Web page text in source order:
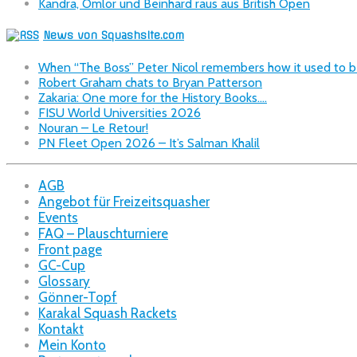
Kandra, Omlor und Beinhard raus aus British Open
News von Squashsite.com
When “The Boss” Peter Nicol remembers how it used to
Robert Graham chats to Bryan Patterson
Zakaria: One more for the History Books….
FISU World Universities 2026
Nouran – Le Retour!
PN Fleet Open 2026 – It’s Salman Khalil
AGB
Angebot für Freizeitsquasher
Events
FAQ – Plauschturniere
Front page
GC-Cup
Glossary
Gönner-Topf
Karakal Squash Rackets
Kontakt
Mein Konto